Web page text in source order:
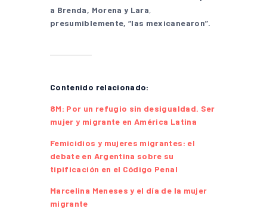
a Brenda, Morena y Lara,
presumiblemente, “las mexicanearon”.
Contenido relacionado:
8M: Por un refugio sin desigualdad. Ser
mujer y migrante en América Latina
Femicidios y mujeres migrantes: el
debate en Argentina sobre su
tipificación en el Código Penal
Marcelina Meneses y el día de la mujer
migrante